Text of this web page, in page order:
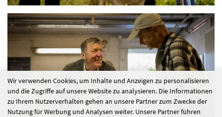
Wir verwenden Cookies, um Inhalte und Anzeigen zu personalisieren
und die Zugriffe auf unsere Website zu analysieren. Die Informationen
zu Ihrem Nutzerverhalten gehen an unsere Partner zum Zwecke der
Nutzung für Werbung und Analysen weiter. Unsere Partner führen